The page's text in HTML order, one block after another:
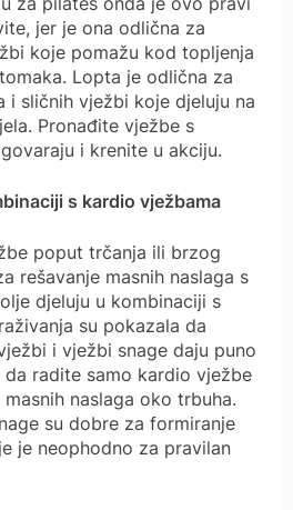
jer je ona odlična za
koje pomažu kod topljenja
Lopta je odlična za
i sličnih vježbi koje djeluju na
Pronađite vježbe s
i krenite u akciju.
s kardio vježbama
poput trčanja ili brzog
rešavanje masnih naslaga s
djeluju u kombinaciji s
su pokazala da
i vježbi snage daju puno
radite samo kardio vježbe
naslaga oko trbuha.
su dobre za formiranje
je neophodno za pravilan